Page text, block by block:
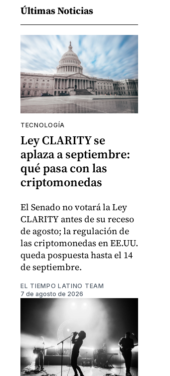
Últimas Noticias
TECNOLOGÍA
Ley CLARITY se
aplaza a septiembre:
qué pasa con las
criptomonedas
El Senado no votará la Ley
CLARITY antes de su receso
de agosto; la regulación de
las criptomonedas en EE.UU.
queda pospuesta hasta el 14
de septiembre.
EL TIEMPO LATINO TEAM
7 de agosto de 2026